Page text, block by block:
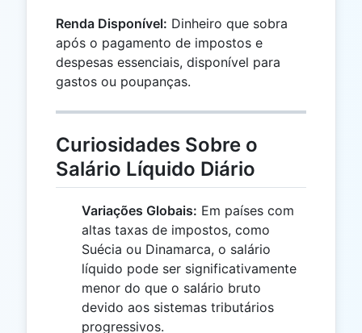
Renda Disponível: Dinheiro que sobra
após o pagamento de impostos e
despesas essenciais, disponível para
gastos ou poupanças.
Curiosidades Sobre o
Salário Líquido Diário
Variações Globais: Em países com
altas taxas de impostos, como
Suécia ou Dinamarca, o salário
líquido pode ser significativamente
menor do que o salário bruto
devido aos sistemas tributários
progressivos.